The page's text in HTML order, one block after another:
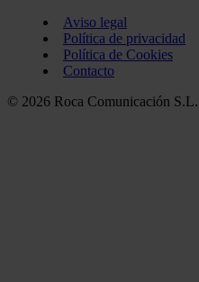
Aviso legal
Política de privacidad
Política de Cookies
Contacto
© 2026 Roca Comunicación S.L.